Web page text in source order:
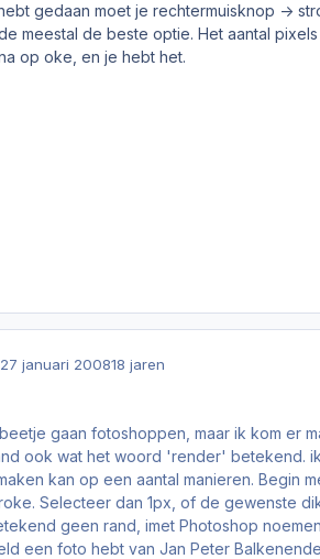
gedaan moet je rechtermuisknop ->
meestal de beste optie. Het aantal
op oke, en je hebt het.
27 januari 200818 jaren
gaan fotoshoppen, maar ik kom er
ook wat het woord 'render' betekend.
kan op een aantal manieren. Begin
Selecteer dan 1px, of de gewenste
geen rand, imet Photoshop
een foto hebt van Jan Peter